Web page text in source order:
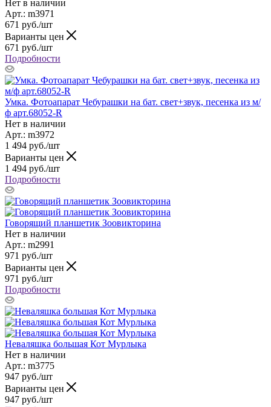
Нет в наличии
Арт.: m3971
671 руб./шт
Варианты цен
671 руб./шт
Подробности
Умка. Фотоапарат Чебурашки на бат. свет+звук, песенка из м/
ф арт.68052-R
Нет в наличии
Арт.: m3972
1 494 руб./шт
Варианты цен
1 494 руб./шт
Подробности
Говорящий планшетик Зоовикторина
Нет в наличии
Арт.: m2991
971 руб./шт
Варианты цен
971 руб./шт
Подробности
Неваляшка большая Кот Мурлыка
Нет в наличии
Арт.: m3775
947 руб./шт
Варианты цен
947 руб./шт